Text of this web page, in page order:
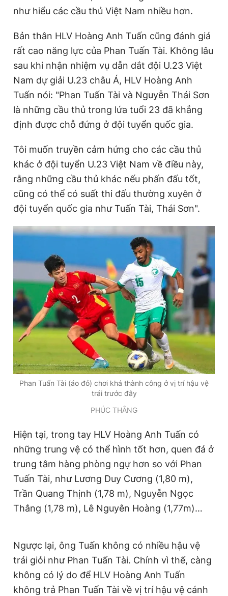
như hiểu các cầu thủ Việt Nam nhiều hơn.
Bản thân HLV Hoàng Anh Tuấn cũng đánh giá
rất cao năng lực của Phan Tuấn Tài. Không lâu
sau khi nhận nhiệm vụ dẫn dắt đội U.23 Việt
Nam dự giải U.23 châu Á, HLV Hoàng Anh
Tuấn nói: "Phan Tuấn Tài và Nguyễn Thái Sơn
là những cầu thủ trong lứa tuổi 23 đã khẳng
định được chỗ đứng ở đội tuyển quốc gia.
Tôi muốn truyền cảm hứng cho các cầu thủ
khác ở đội tuyển U.23 Việt Nam về điều này,
rằng những cầu thủ khác nếu phấn đấu tốt,
cũng có thể có suất thi đấu thường xuyên ở
đội tuyển quốc gia như Tuấn Tài, Thái Sơn".
Phan Tuấn Tài (áo đỏ) chơi khá thành công ở vị trí hậu vệ
trái trước đây
PHÚC THẮNG
Hiện tại, trong tay HLV Hoàng Anh Tuấn có
những trung vệ có thể hình tốt hơn, quen đá ở
trung tâm hàng phòng ngự hơn so với Phan
Tuấn Tài, như Lương Duy Cương (1,80 m),
Trần Quang Thịnh (1,78 m), Nguyễn Ngọc
Thắng (1,78 m), Lê Nguyên Hoàng (1,77m)…
Ngược lại, ông Tuấn không có nhiều hậu vệ
trái giỏi như Phan Tuấn Tài. Chính vì thế, càng
không có lý do để HLV Hoàng Anh Tuấn
không trả Phan Tuấn Tài về vị trí hậu vệ cánh